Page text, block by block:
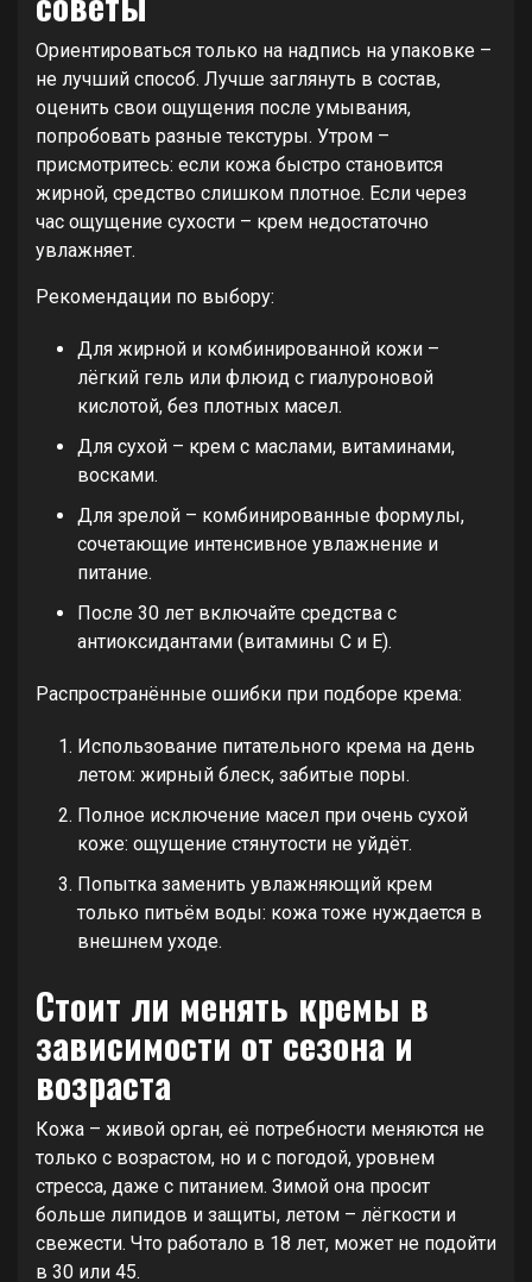
Ориентироваться только на надпись на упаковке –
не лучший способ. Лучше заглянуть в состав,
оценить свои ощущения после умывания,
попробовать разные текстуры. Утром –
присмотритесь: если кожа быстро становится
жирной, средство слишком плотное. Если через
час ощущение сухости – крем недостаточно
увлажняет.
Рекомендации по выбору:
Для жирной и комбинированной кожи –
лёгкий гель или флюид с гиалуроновой
кислотой, без плотных масел.
Для сухой – крем с маслами, витаминами,
восками.
Для зрелой – комбинированные формулы,
сочетающие интенсивное увлажнение и
питание.
После 30 лет включайте средства с
антиоксидантами (витамины C и E).
Распространённые ошибки при подборе крема:
Использование питательного крема на день
летом: жирный блеск, забитые поры.
Полное исключение масел при очень сухой
коже: ощущение стянутости не уйдёт.
Попытка заменить увлажняющий крем
только питьём воды: кожа тоже нуждается в
внешнем уходе.
Стоит ли менять кремы в
зависимости от сезона и
возраста
Кожа – живой орган, её потребности меняются не
только с возрастом, но и с погодой, уровнем
стресса, даже с питанием. Зимой она просит
больше липидов и защиты, летом – лёгкости и
свежести. Что работало в 18 лет, может не подойти
в 30 или 45.